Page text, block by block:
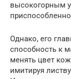
высокогорным
Однако, его
способность к
менять цвет
имитируя